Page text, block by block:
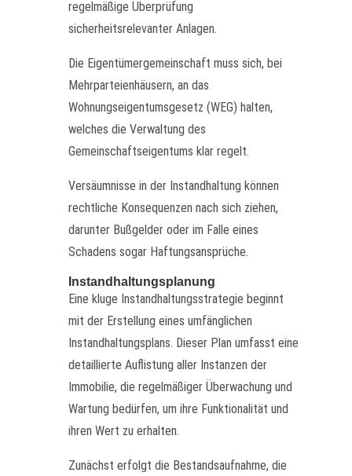
regelmäßige Überprüfung
sicherheitsrelevanter Anlagen.
Die Eigentümergemeinschaft muss sich, bei
Mehrparteienhäusern, an das
Wohnungseigentumsgesetz (WEG) halten,
welches die Verwaltung des
Gemeinschaftseigentums klar regelt.
Versäumnisse in der Instandhaltung können
rechtliche Konsequenzen nach sich ziehen,
darunter Bußgelder oder im Falle eines
Schadens sogar Haftungsansprüche.
Instandhaltungsplanung
Eine kluge Instandhaltungsstrategie beginnt
mit der Erstellung eines umfänglichen
Instandhaltungsplans. Dieser Plan umfasst eine
detaillierte Auflistung aller Instanzen der
Immobilie, die regelmäßiger Überwachung und
Wartung bedürfen, um ihre Funktionalität und
ihren Wert zu erhalten.
Zunächst erfolgt die Bestandsaufnahme, die